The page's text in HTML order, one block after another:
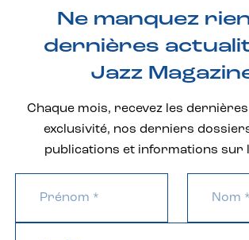
Ne manquez
dernières
Jazz
Chaque mois, recevez les
exclusivité, nos derniers
publications et informations sur